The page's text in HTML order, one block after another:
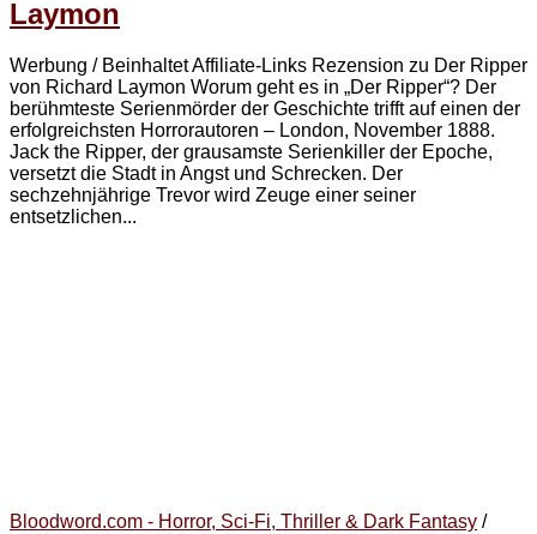
Laymon
Werbung / Beinhaltet Affiliate-Links Rezension zu Der Ripper
von Richard Laymon Worum geht es in „Der Ripper“? Der
berühmteste Serienmörder der Geschichte trifft auf einen der
erfolgreichsten Horrorautoren – London, November 1888.
Jack the Ripper, der grausamste Serienkiller der Epoche,
versetzt die Stadt in Angst und Schrecken. Der
sechzehnjährige Trevor wird Zeuge einer seiner
entsetzlichen...
Bloodword.com - Horror, Sci-Fi, Thriller & Dark Fantasy /